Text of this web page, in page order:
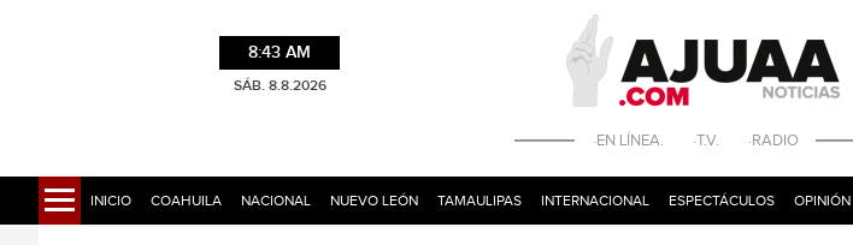
8:43 AM
SÁB. 8.8.2026
·EN LÍNEA. ·T.V. ·RADIO
INICIO COAHUILA NACIONAL NUEVO LEÓN TAMAULIPAS INTERNACIONAL ESPECTÁCULOS OPINIÓN